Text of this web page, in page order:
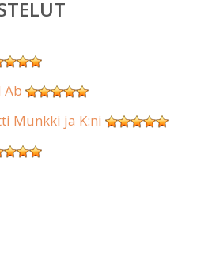
Ab
Munkki ja K:ni